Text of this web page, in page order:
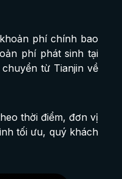
phí chính bao
phí phát sinh tại
từ Tianjin về
thời điểm, đơn vị
tối ưu, quý khách